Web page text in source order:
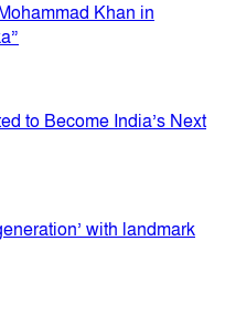
Khan in
to Become India’s Next
with landmark